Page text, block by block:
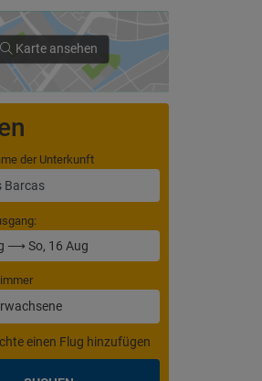
Karte ansehen
der Unterkunft
einen Flug hinzufügen